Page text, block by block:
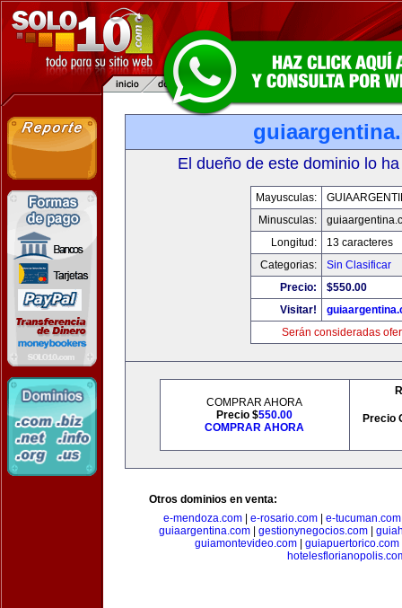
El dueño de este dominio lo
Mayusculas:
Minusculas:
Longitud:
13 caracteres
Categorias:
Sin Clasificar
Precio:
$550.00
Visitar!
Serán consideradas
COMPRAR AHORA
Precio $550.00
COMPRAR AHORA
Precio
Otros dominios en venta:
e-mendoza.com| e-rosario.com| e-tucuman.com
guiaargentina.com
gestionynegocios.com
guiamontevideo.com
guiapuertorico.com